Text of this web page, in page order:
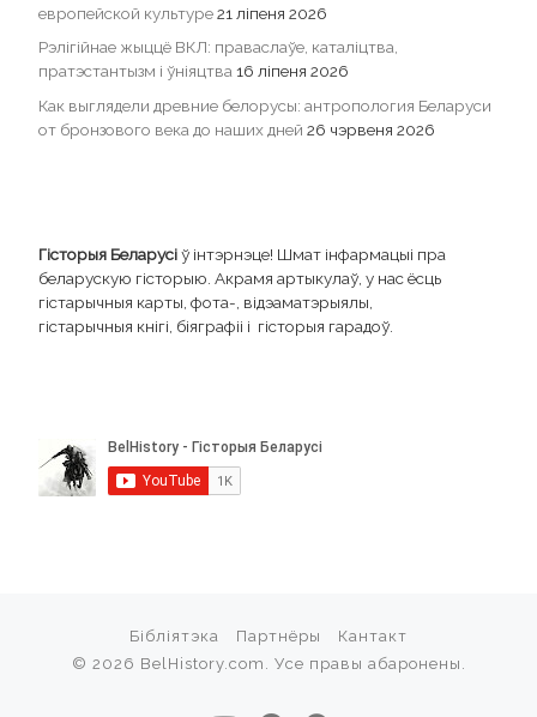
европейской культуре21 ліпеня 2026
Рэлігійнае жыццё ВКЛ: праваслаўе, каталіцтва,
пратэстантызм і ўніяцтва16 ліпеня 2026
Как выглядели древние белорусы: антропология Беларуси
от бронзового века до наших дней 26 чэрвеня 2026
Гісторыя Беларусіў інтэрнэце! Шмат інфармацыі пра
беларускую гісторыю. Акрамя артыкулаў, у нас ёсць
гістарычныя карты, фота-, відэаматэрыялы,
гістарычныя кнігі, біяграфіі і гісторыя гарадоў.
Бібліятэка Партнёры
Кантакт
© 2026 BelHistory.com . Усе правы абаронены.